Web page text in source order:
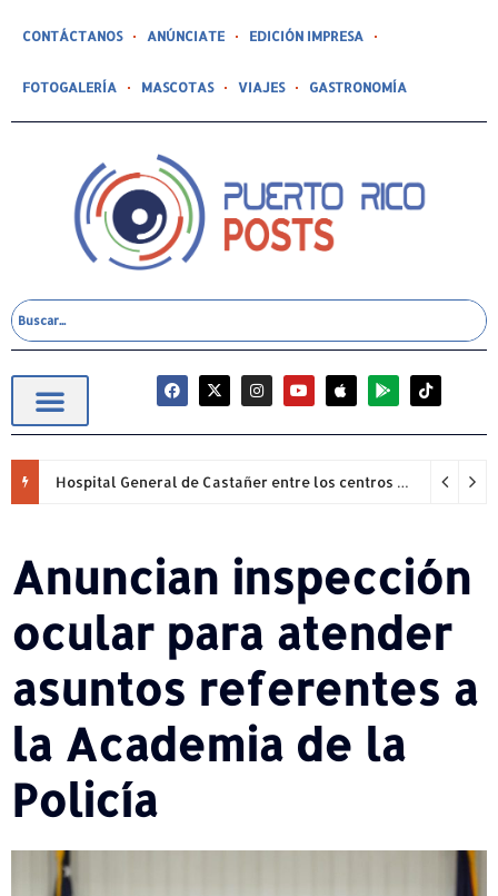
CONTÁCTANOS ANÚNCIATE EDICIÓN IMPRESA
FOTOGALERÍA MASCOTAS VIAJES GASTRONOMÍA
Hospital General de Castañer entre los centros de salud comunitarios con mejor desempeño clínico de Estados Unidos
Anuncian inspección
ocular para atender
asuntos referentes a
la Academia de la
Policía